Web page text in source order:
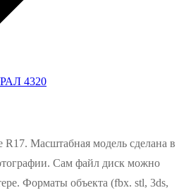
R17. Масштабная модель сделана в
Сам файл диск можно
Форматы объекта (fbx. stl, 3ds,